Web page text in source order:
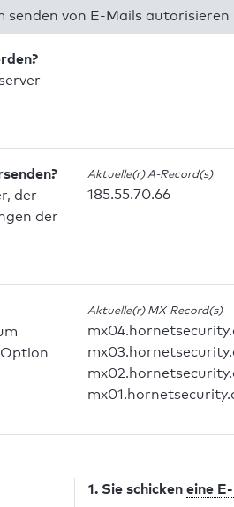
senden von E-Mails autorisieren
der
der
Aktuelle(r) A-Record(s)
185.55.70.66
Aktuelle(r) MX-Record(s)
1. Sie schicken eine